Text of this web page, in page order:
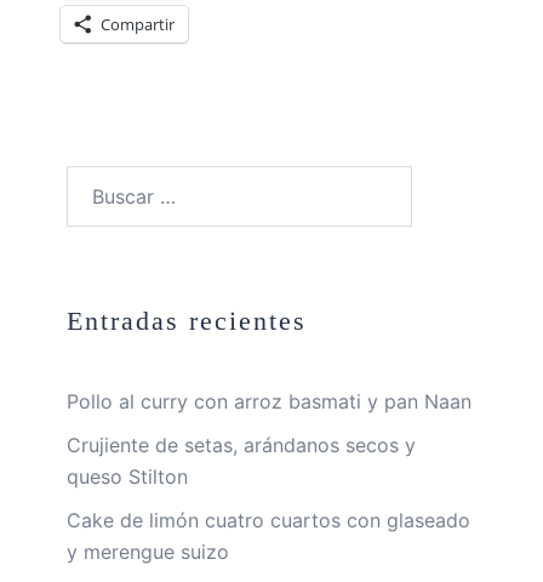
Compartir
Entradas recientes
Pollo al curry con arroz basmati y pan Naan
Crujiente de setas, arándanos secos y
queso Stilton
Cake de limón cuatro cuartos con glaseado
y merengue suizo